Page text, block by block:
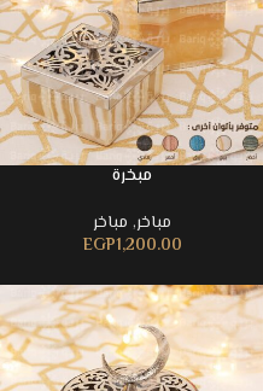
مبخرة
مباخر, مباخر
EGP1,200.00